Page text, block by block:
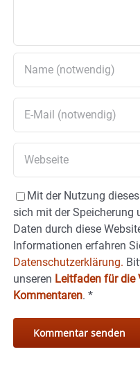
Mit der Nutzung
sich mit der Speicherung
Daten durch diese
Informationen erfahren
Datenschutzerklärung.
unseren Leitfaden für die
Kommentaren. *